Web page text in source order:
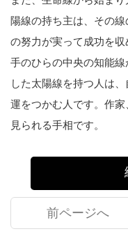
陽線の持ち主は、その
の努力が実って成功を収
手のひらの中央の知能
した太陽線を持つ人は
運をつかむ人です。作
見られる手相です。
前ページへ